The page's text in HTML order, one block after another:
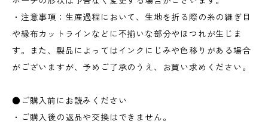
・注意事項：生産過程において、生地を折る際の糸の継ぎ目
や縁布カットラインなどに不揃いな部分やほつれが生じま
す。また、製品によってはインクにじみや色移りがある場合
がございますが、予めご了承のうえ、お買い求めください。
●ご購入前にお読みください
・ご購入後の返品や交換はできません。